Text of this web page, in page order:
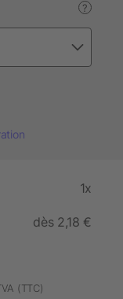
?
1x
dès 2,18 €
(TTC)